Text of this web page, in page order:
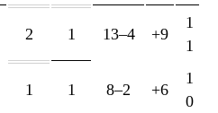
2 1 13–4 +9
1
1
1 1 8–2 +6
1
0